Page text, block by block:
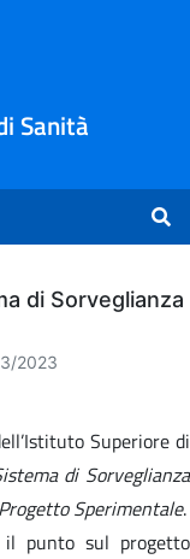
Sanità
di Sorveglianza
2023
Superiore di
di Sorveglianza
Sperimentale.
punto sul progetto